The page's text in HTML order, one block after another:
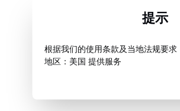
提示
根据我们的使用条款及当地法规要
地区：美国 提供服务